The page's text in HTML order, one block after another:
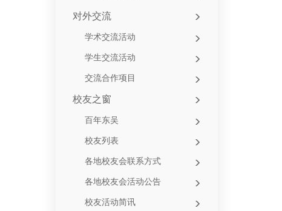
对外交流
学术交流活动
学生交流活动
交流合作项目
校友之窗
百年东吴
校友列表
各地校友会联系方式
各地校友会活动公告
校友活动简讯